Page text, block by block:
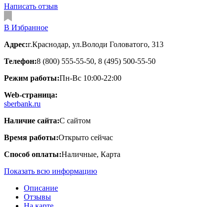
Написать отзыв
В Избранное
Адрес:г.Краснодар, ул.​Володи Головатого, 313
Телефон:8 (800) 555-55-50, 8 (495) 500-55-50
Режим работы:Пн-Вс 10:00-22:00
Web-страница:
sberbank.ru
Наличие сайта:С сайтом
Время работы:Открыто сейчас
Способ оплаты:Наличные, Карта
Показать всю информацию
Описание
Отзывы